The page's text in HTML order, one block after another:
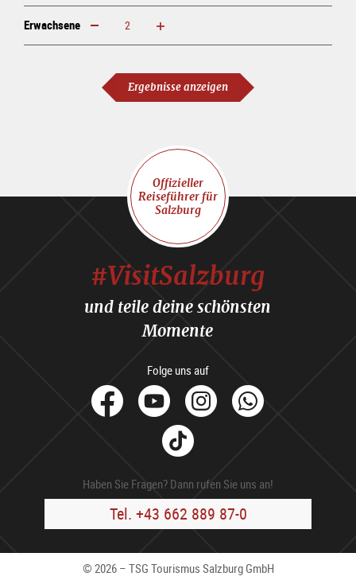
Erwachsene erhöhen verringern
Ergebnisse anzeigen
Offizieller
Reiseführer für
Salzburg
#VisitSalzburg
und teile deine schönsten
Momente
Folge uns auf
facebook
YoutubeInstagram
Tik
Tok
Haben Sie Fragen? Dann rufen Sie uns an!
Tel. +43 662 889 87-0
© 2026 – TSG Tourismus Salzburg GmbH